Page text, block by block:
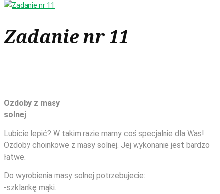
Zadanie nr 11
Ozdoby z masy
solnej
Lubicie lepić? W takim razie mamy coś specjalnie dla Was!
Ozdoby choinkowe z masy solnej. Jej wykonanie jest bardzo
łatwe.
Do wyrobienia masy solnej potrzebujecie:
-szklankę mąki,